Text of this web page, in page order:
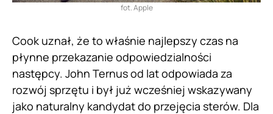
fot. Apple
Cook uznał, że to właśnie najlepszy czas na
płynne przekazanie odpowiedzialności
następcy. John Ternus od lat odpowiada za
rozwój sprzętu i był już wcześniej wskazywany
jako naturalny kandydat do przejęcia sterów. Dla